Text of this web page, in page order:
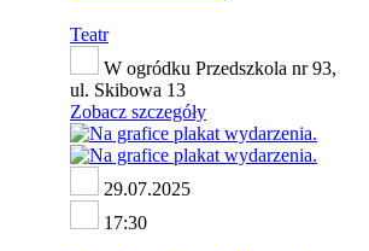
Teatr
W ogródku Przedszkola nr 93,
ul. Skibowa 13
Zobacz szczegóły
29.07.2025
17:30